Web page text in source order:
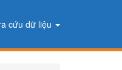
cứu dữ liệu